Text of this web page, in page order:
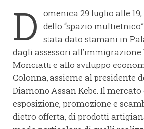
D omenica 29 luglio alle
dello “spazio
stata dato stamani in
dagli assessori all’immigrazione
Monciatti e allo sviluppo
Colonna, assieme al presidente
Diamono Assan Kebe. Il
esposizione, promozione e
dietro offerta, di prodotti